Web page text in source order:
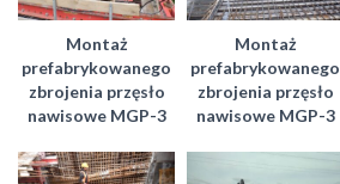
Montaż
prefabrykowanego
zbrojenia przęsło
nawisowe MGP-3
Montaż
prefabrykowanego
zbrojenia przęsło
nawisowe MGP-3